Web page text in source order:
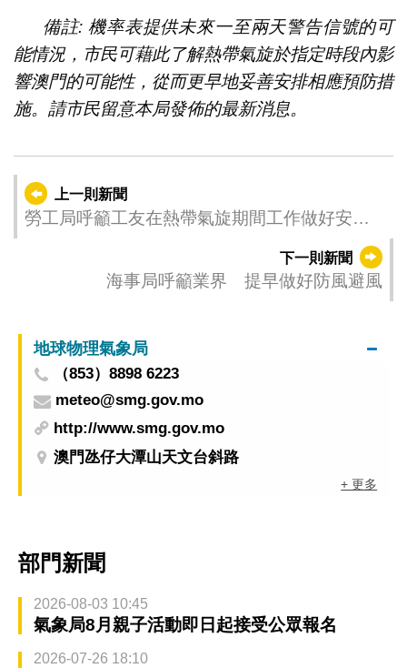
備註: 機率表提供未來一至兩天警告信號的可
能情況，市民可藉此了解熱帶氣旋於指定時段內影
響澳門的可能性，從而更早地妥善安排相應預防措
施。請市民留意本局發佈的最新消息。
上一則新聞
勞工局呼籲工友在熱帶氣旋期間工作做好安全
下一則新聞
海事局呼籲業界 提早做好防風避風
地球物理氣象局
（853）8898 6223
meteo@smg.gov.mo
http://www.smg.gov.mo
澳門氹仔大潭山天文台斜路
+ 更多
部門新聞
2026-08-03 10:45
氣象局8月親子活動即日起接受公眾報名
2026-07-26 18:10